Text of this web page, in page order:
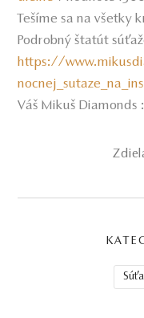
Tešíme sa na všetky
Podrobný štatút
https://
Váš Mikuš Diamonds